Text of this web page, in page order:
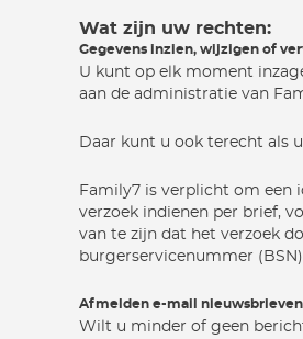
Wat zijn uw rechten:
Gegevens inzien, wijzigen of
U kunt op elk moment
aan de administratie van
Daar kunt u ook terecht als
Family7 is verplicht om een
verzoek indienen per brief,
van te zijn dat het verzoek
burgerservicenummer
Afmelden e-mail nieuwsbrieven
Wilt u minder of geen